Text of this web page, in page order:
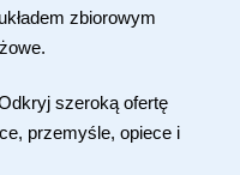
zbiorowym
szeroką ofertę
przemyśle, opiece i